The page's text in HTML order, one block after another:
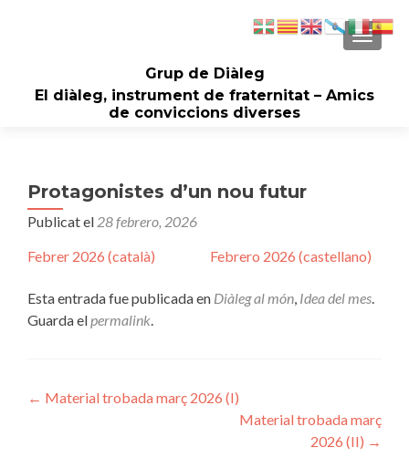
Grup de Diàleg
El diàleg, instrument de fraternitat – Amics
de conviccions diverses
Protagonistes d’un nou futur
Publicat el 28 febrero, 2026
Febrer 2026 (català)
Febrero 2026 (castellano)
Esta entrada fue publicada en Diàleg al món, Idea del mes.
Guarda elpermalink.
Navegación
← Material trobada març 2026 (I)
Material trobada març
2026 (II) →